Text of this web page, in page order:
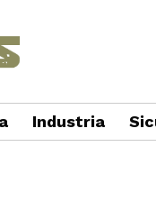
Industria